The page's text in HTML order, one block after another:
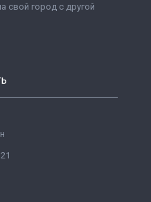
свой город с другой